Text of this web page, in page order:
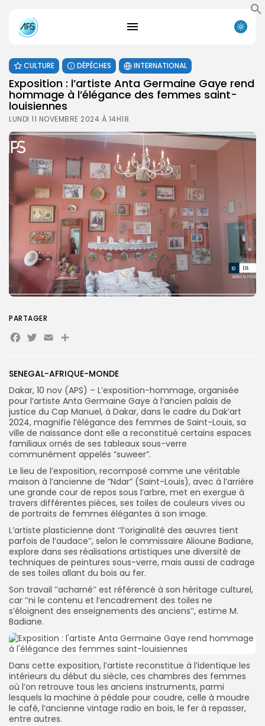
for:
FR
CULTURE DÉPÊCHES INTERNATIONAL
Exposition : l’artiste Anta Germaine Gaye rend
hommage à l’élégance des femmes saint-
louisiennes
LUNDI 11 NOVEMBRE 2024 À 14H18
SENEGAL-AFRIQUE-MONDE
Dakar, 10 nov (APS) – L’exposition-hommage, organisée
pour l’artiste Anta Germaine Gaye à l’ancien palais de
justice du Cap Manuel, à Dakar, dans le cadre du Dak’art
2024, magnifie l’élégance des femmes de Saint-Louis, sa
ville de naissance dont elle a reconstitué certains espaces
familiaux ornés de ses tableaux sous-verre
communément appelés ”suweer”.
Le lieu de l’exposition, recomposé comme une véritable
maison à l’ancienne de ”Ndar” (Saint-Louis), avec à l’arrière
une grande cour de repos sous l’arbre, met en exergue à
travers différentes pièces, ses toiles de couleurs vives ou
de portraits de femmes élégantes à son image.
L’artiste plasticienne dont ‘’l’originalité des œuvres tient
parfois de l’audace’’, selon le commissaire Alioune Badiane,
explore dans ses réalisations artistiques une diversité de
techniques de peintures sous-verre, mais aussi de cadrage
de ses toiles allant du bois au fer.
Son travail ‘’acharné’’ est référencé à son héritage culturel,
car ‘’ni le contenu et l’encadrement des toiles ne
s’éloignent des enseignements des anciens’’, estime M.
Badiane.
Dans cette exposition, l’artiste reconstitue à l’identique les
intérieurs du début du siècle, ces chambres des femmes
où l’on retrouve tous les anciens instruments, parmi
lesquels la machine à pédale pour coudre, celle à moudre
le café, l’ancienne vintage radio en bois, le fer à repasser,
entre autres.
PARTAGER
Facebook
Twitter
EmailPartager